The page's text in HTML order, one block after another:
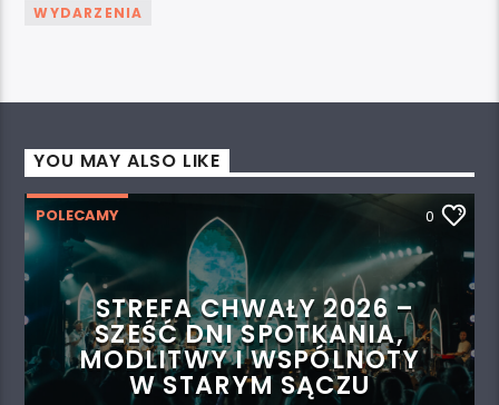
WYDARZENIA
YOU MAY ALSO LIKE
POLECAMY 0
STREFA CHWAŁY 2026 –
SZEŚĆ DNI SPOTKANIA,
MODLITWY I WSPÓLNOTY
W STARYM SĄCZU